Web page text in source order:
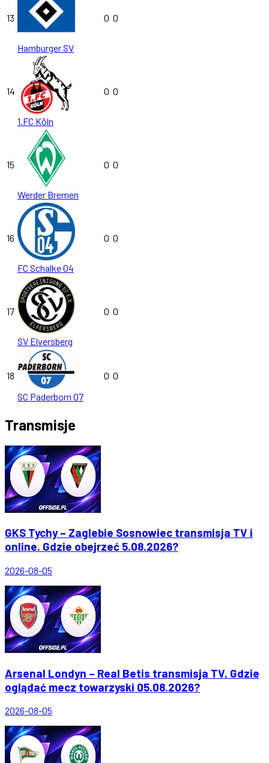
13
Hamburger SV
0 0
14
1.FC Köln
0 0
15
Werder Bremen
0 0
16
FC Schalke 04
0 0
17
SV Elversberg
0 0
18
SC Paderborn 07
0 0
Transmisje
GKS Tychy – Zaglebie Sosnowiec transmisja TV i
online. Gdzie obejrzeć 5.08.2026?
2026-08-05
Arsenal Londyn – Real Betis transmisja TV. Gdzie
oglądać mecz towarzyski 05.08.2026?
2026-08-05